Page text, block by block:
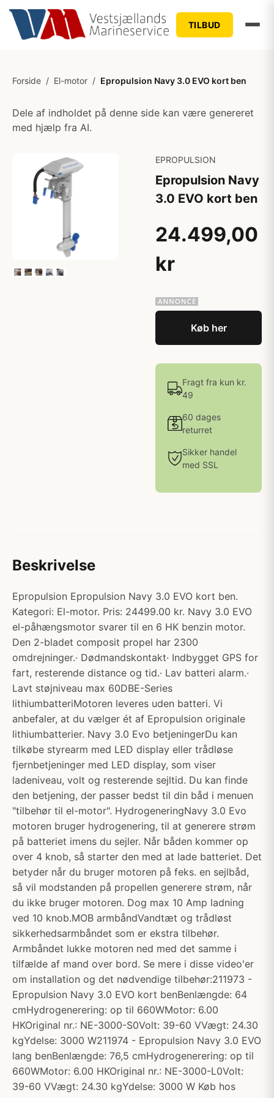
TILBUD
Forside / El-motor / Epropulsion Navy 3.0 EVO kort ben
Dele af indholdet på denne side kan være genereret
med hjælp fra AI.
EPROPULSION
Epropulsion Navy
3.0 EVO kort ben
24.499,00
kr
Køb her
Fragt fra kun kr.
49
60 dages
returret
Sikker handel
med SSL
Beskrivelse
Epropulsion Epropulsion Navy 3.0 EVO kort ben.
Kategori: El-motor. Pris: 24499.00 kr. Navy 3.0 EVO
el-påhængsmotor svarer til en 6 HK benzin motor.
Den 2-bladet composit propel har 2300
omdrejninger.· Dødmandskontakt· Indbygget GPS for
fart, resterende distance og tid.· Lav batteri alarm.·
Lavt støjniveau max 60DBE-Series
lithiumbatteriMotoren leveres uden batteri. Vi
anbefaler, at du vælger ét af Epropulsion originale
lithiumbatterier. Navy 3.0 Evo betjeningerDu kan
tilkøbe styrearm med LED display eller trådløse
fjernbetjeninger med LED display, som viser
ladeniveau, volt og resterende sejltid. Du kan finde
den betjening, der passer bedst til din båd i menuen
"tilbehør til el-motor". HydrogeneringNavy 3.0 Evo
motoren bruger hydrogenering, til at generere strøm
på batteriet imens du sejler. Når båden kommer op
over 4 knob, så starter den med at lade batteriet. Det
betyder når du bruger motoren på feks. en sejlbåd,
så vil modstanden på propellen generere strøm, når
du ikke bruger motoren. Dog max 10 Amp ladning
ved 10 knob.MOB armbåndVandtæt og trådløst
sikkerhedsarmbåndet som er ekstra tilbehør.
Armbåndet lukke motoren ned med det samme i
tilfælde af mand over bord. Se mere i disse video'er
om installation og det nødvendige tilbehør:211973 -
Epropulsion Navy 3.0 EVO kort benBenlængde: 64
cmHydrogenerering: op til 660WMotor: 6.00
HKOriginal nr.: NE-3000-S0Volt: 39-60 VVægt: 24.30
kgYdelse: 3000 W211974 - Epropulsion Navy 3.0 EVO
lang benBenlængde: 76,5 cmHydrogenerering: op til
660WMotor: 6.00 HKOriginal nr.: NE-3000-L0Volt:
39-60 VVægt: 24.30 kgYdelse: 3000 W Køb hos